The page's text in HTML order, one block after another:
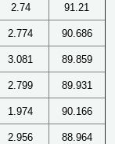
2.74 91.21
2.774 90.686
3.081 89.859
2.799 89.931
1.974 90.166
2.956 88.964